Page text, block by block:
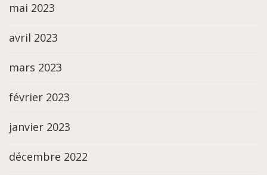
mai 2023
avril 2023
mars 2023
février 2023
janvier 2023
décembre 2022